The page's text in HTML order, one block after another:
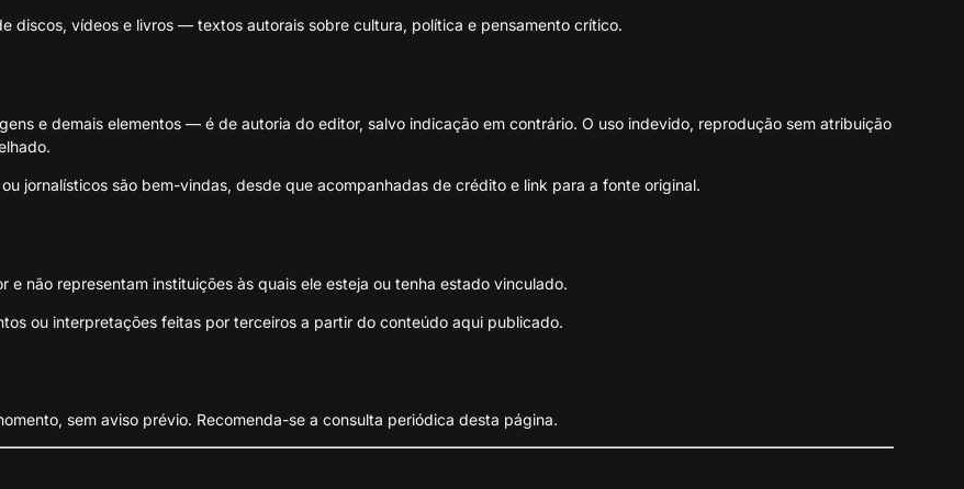
discos, vídeos e livros — textos autorais sobre cultura, política e pensamento crítico.
e demais elementos — é de autoria do editor, salvo indicação em contrário. O uso indevido, reprodução sem atribuição
jornalísticos são bem-vindas, desde que acompanhadas de crédito e link para a fonte original.
não representam instituições às quais ele esteja ou tenha estado vinculado.
ou interpretações feitas por terceiros a partir do conteúdo aqui publicado.
sem aviso prévio. Recomenda-se a consulta periódica desta página.